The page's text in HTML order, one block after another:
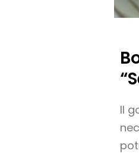
Il